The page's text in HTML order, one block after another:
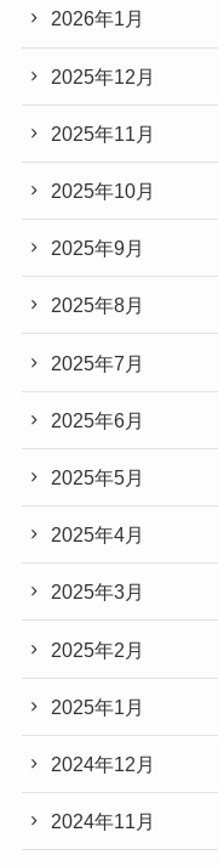
2026年1月
2025年12月
2025年11月
2025年10月
2025年9月
2025年8月
2025年7月
2025年6月
2025年5月
2025年4月
2025年3月
2025年2月
2025年1月
2024年12月
2024年11月